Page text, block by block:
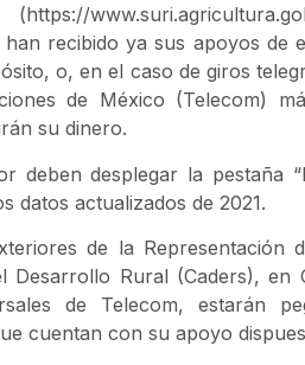
recibido ya sus apoyos
o, en el caso de giros
de México (Telecom)
su dinero.
deben desplegar la pestaña
datos actualizados de 2021.
de la
Desarrollo Rural (Caders), en
de Telecom, estarán
cuentan con su apoyo